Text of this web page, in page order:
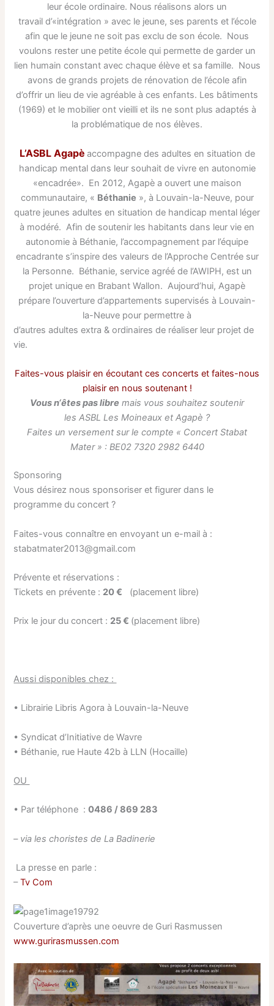
leur école ordinaire. Nous réalisons alors un
travail d’«intégration » avec le jeune, ses parents et l’école
afin que le jeune ne soit pas exclu de son école. Nous
voulons rester une petite école qui permette de garder un
lien humain constant avec chaque élève et sa famille. Nous
avons de grands projets de rénovation de l’école afin
d’offrir un lieu de vie agréable à ces enfants. Les bâtiments
(1969) et le mobilier ont vieilli et ils ne sont plus adaptés à
la problématique de nos élèves.
L’ASBL Agapè accompagne des adultes en situation de
handicap mental dans leur souhait de vivre en autonomie
«encadrée». En 2012, Agapè a ouvert une maison
communautaire, « Béthanie », à Louvain-la-Neuve, pour
quatre jeunes adultes en situation de handicap mental léger
à modéré. Afin de soutenir les habitants dans leur vie en
autonomie à Béthanie, l’accompagnement par l’équipe
encadrante s’inspire des valeurs de l’Approche Centrée sur
la Personne. Béthanie, service agréé de l’AWIPH, est un
projet unique en Brabant Wallon. Aujourd’hui, Agapè
prépare l’ouverture d’appartements supervisés à Louvain-
la-Neuve pour permettre à
d’autres adultes extra & ordinaires de réaliser leur projet de
vie.
Faites-vous plaisir en écoutant ces concerts et faites-nous
plaisir en nous soutenant !
Vous n‘êtes pas libre mais vous souhaitez soutenir
les ASBL Les Moineaux et Agapè ?
Faites un versement sur le compte « Concert Stabat
Mater » : BE02 7320 2982 6440
Sponsoring
Vous désirez nous sponsoriser et figurer dans le
programme du concert ?
Faites-vous connaître en envoyant un e-mail à :
stabatmater2013@gmail.com
Prévente et réservations :
Tickets en prévente : 20 € (placement libre)
Prix le jour du concert : 25 € (placement libre)
Aussi disponibles chez :
• Librairie Libris Agora à Louvain-la-Neuve
• Syndicat d’Initiative de Wavre
• Béthanie, rue Haute 42b à LLN (Hocaille)
OU
• Par téléphone :0486 / 869 283
– via les choristes de La Badinerie
La presse en parle :
–Tv Com
Couverture d’après une oeuvre de Guri Rasmussen
www.gurirasmussen.com